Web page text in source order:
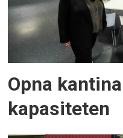
Opna
kapasiteten